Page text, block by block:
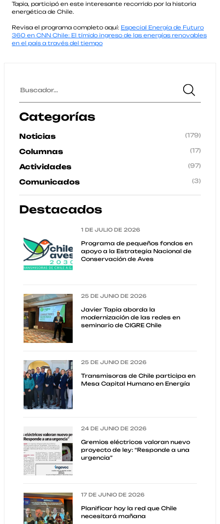
Tapia, participó en este interesante recorrido por la historia
energética de Chile.
Revisa el programa completo aquí: Especial Energía de Futuro
360 en CNN Chile: El tímido ingreso de las energías renovables
en el país a través del tiempo
Categorías
Noticias (179)
Columnas (17)
Actividades (97)
Comunicados (3)
Destacados
1 DE JULIO DE 2026
Programa de pequeños fondos en
apoyo a la Estrategia Nacional de
Conservación de Aves
25 DE JUNIO DE 2026
Javier Tapia aborda la
modernización de las redes en
seminario de CIGRE Chile
25 DE JUNIO DE 2026
Transmisoras de Chile participa en
Mesa Capital Humano en Energía
24 DE JUNIO DE 2026
Gremios eléctricos valoran nuevo
proyecto de ley: “Responde a una
urgencia”
17 DE JUNIO DE 2026
Planificar hoy la red que Chile
necesitará mañana